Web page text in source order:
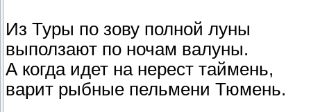
Из Туры по зову полной луны
выползают по ночам валуны.
А когда идет на нерест таймень,
варит рыбные пельмени Тюмень.